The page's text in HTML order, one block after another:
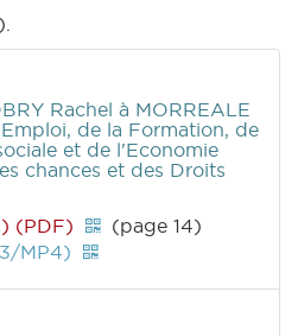
Rachel à MORREALE
de la Formation, de
et de l'Economie
chances et des Droits
(PDF)
(page 14)
MP4)